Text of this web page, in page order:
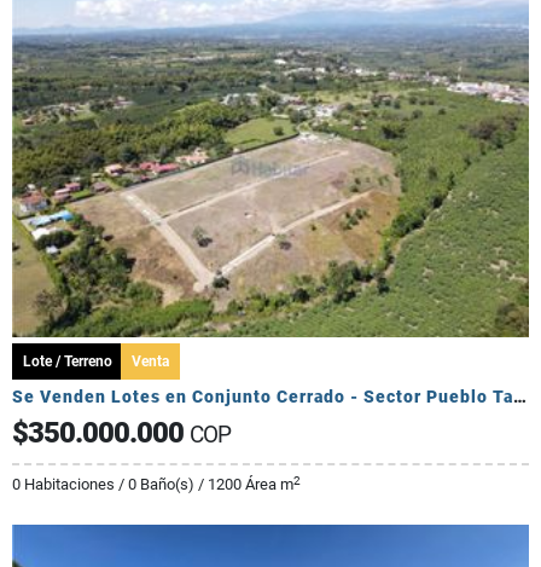
Lote / Terreno Venta
Se Venden Lotes en Conjunto Cerrado - Sector Pueblo Tapado
$350.000.000 COP
0 Habitaciones / 0 Baño(s) / 1200 Área m2